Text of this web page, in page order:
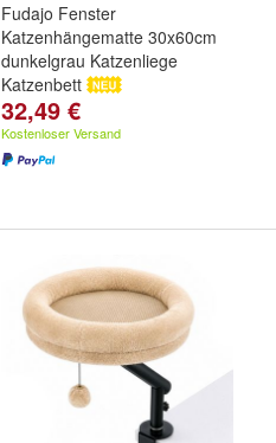
Fudajo Fenster
Katzenhängematte 30x60cm
dunkelgrau Katzenliege
Katzenbett
32,49 €
Kostenloser Versand